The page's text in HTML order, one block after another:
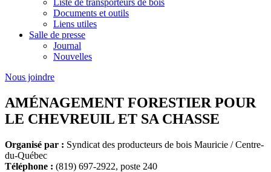
Liste de transporteurs de bois
Documents et outils
Liens utiles
Salle de presse
Journal
Nouvelles
Nous joindre
AMÉNAGEMENT FORESTIER POUR
LE CHEVREUIL ET SA CHASSE
Organisé par : Syndicat des producteurs de bois Mauricie / Centre-
du-Québec
Téléphone : (819) 697-2922, poste 240